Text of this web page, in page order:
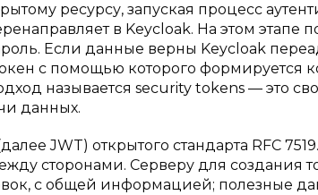
ресурсу, запуская процесс
в Kеyсloak. На этом этапе
Если данные верны Kеyсloak
с помощью которого формируется
называется security tokens — это
данных.
JWT) открытого стандарта RFC
сторонами. Серверу для создания
с общей информацией; полезные